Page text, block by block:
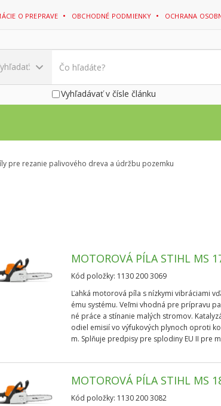
O PREPRAVE OBCHODNÉ PODMIENKY OCHRANA
Vyhľadávať v čísle článku
pre rezanie palivového dreva a údržbu pozemku
MOTOROVÁ PÍLA STIHL MS
Kód položky: 1130 200 3069
Ľahká motorová píla s nízkymi vibráciami
ému systému. Veľmi vhodná pre prípravu
né práce a stínanie malých stromov.
odiel emisií vo výfukových plynoch oproti
m. Splňuje predpisy pre splodiny EU II pre
MOTOROVÁ PÍLA STIHL MS
Kód položky: 1130 200 3082